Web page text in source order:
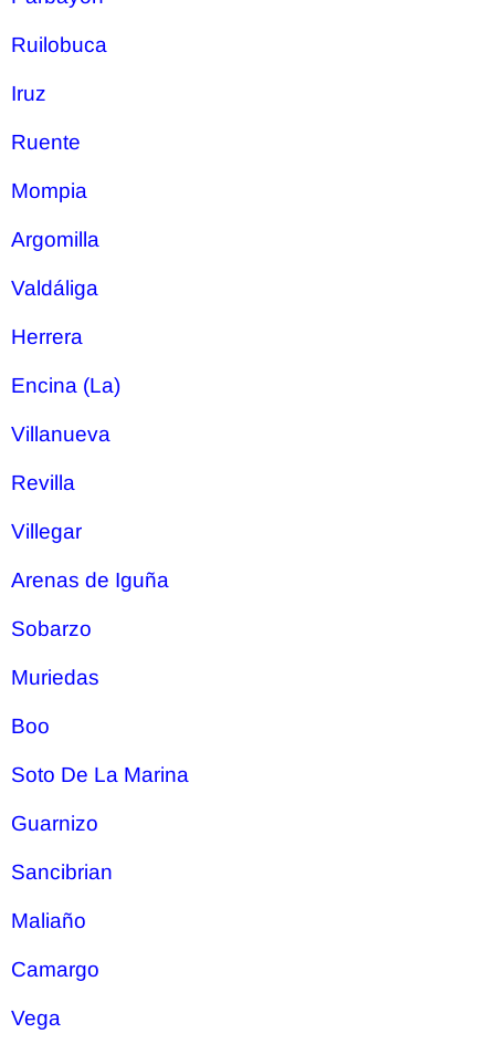
Ruilobuca
Iruz
Ruente
Mompia
Argomilla
Valdáliga
Herrera
Encina (La)
Villanueva
Revilla
Villegar
Arenas de Iguña
Sobarzo
Muriedas
Boo
Soto De La Marina
Guarnizo
Sancibrian
Maliaño
Camargo
Vega